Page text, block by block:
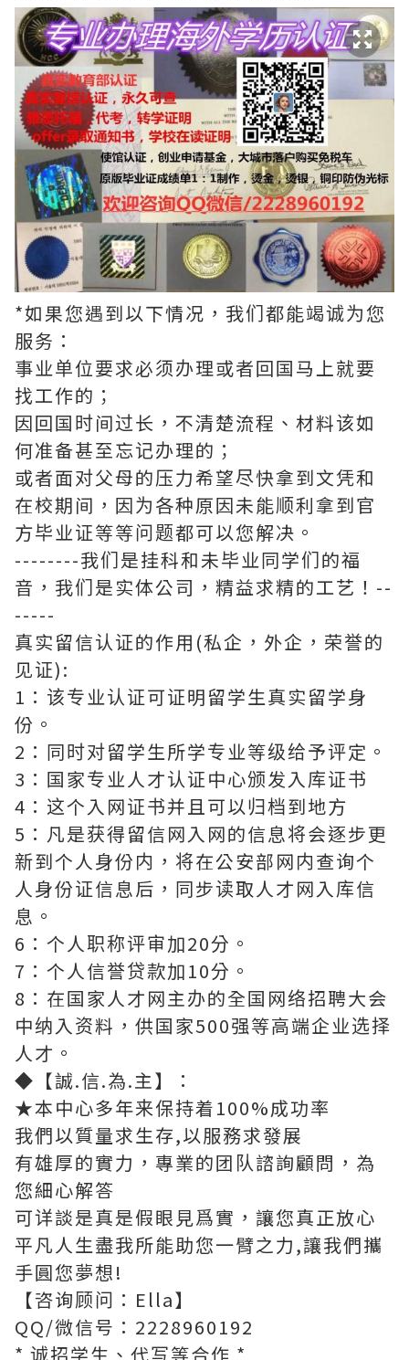
*如果您遇到以下情况，我们都能竭诚为您
服务：
事业单位要求必须办理或者回国马上就要
找工作的；
因回国时间过长，不清楚流程、材料该如
何准备甚至忘记办理的；
或者面对父母的压力希望尽快拿到文凭和
在校期间，因为各种原因未能顺利拿到官
方毕业证等等问题都可以您解决。
--------我们是挂科和未毕业同学们的福
音，我们是实体公司，精益求精的工艺！--
-----
真实留信认证的作用(私企，外企，荣誉的
见证):
1：该专业认证可证明留学生真实留学身
份。
2：同时对留学生所学专业等级给予评定。
3：国家专业人才认证中心颁发入库证书
4：这个入网证书并且可以归档到地方
5：凡是获得留信网入网的信息将会逐步更
新到个人身份内，将在公安部网内查询个
人身份证信息后，同步读取人才网入库信
息。
6：个人职称评审加20分。
7：个人信誉贷款加10分。
8：在国家人才网主办的全国网络招聘大会
中纳入资料，供国家500强等高端企业选择
人才。
◆【誠.信.為.主】：
★本中心多年来保持着100%成功率
我們以質量求生存,以服務求發展
有雄厚的實力，專業的团队諮詢顧問，為
您細心解答
可详談是真是假眼見爲實，讓您真正放心
平凡人生盡我所能助您一臂之力,讓我們攜
手圓您夢想!
【咨询顾问：Ella】
QQ/微信号：2228960192
* 诚招学生、代写等合作 *